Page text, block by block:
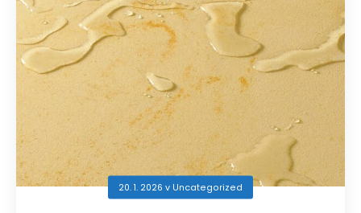
20. 1. 2026 v Uncategorized